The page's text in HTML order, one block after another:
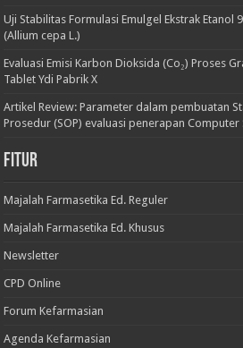
Uji Stabilitas Formulasi Emulgel Ekstrak Etanol
(Allium cepa L.)
Evaluasi Emisi Karbon Dioksida (Co₂) Proses
Tablet Ydi Pabrik X
Artikel Review: Parameter dalam pembuatan
Prosedur (SOP) evaluasi penerapan Computer
Fitur
Majalah Farmasetika Ed. Reguler
Majalah Farmasetika Ed. Khusus
Newsletter
CPD Online
Forum Kefarmasian
Agenda Kefarmasian